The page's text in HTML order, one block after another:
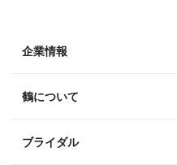
企業情報
鶴について
ブライダル